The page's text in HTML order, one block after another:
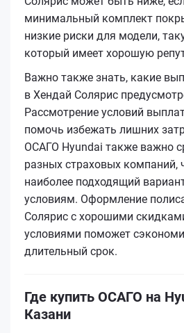
минимальный комплект
низкие риски для модели,
который имеет хорошую
Важно также знать, какие
в Хендай Солярис
Рассмотрение условий
помочь избежать лишних
ОСАГО Hyundai также важно
разных страховых компаний,
наиболее подходящий
условиям. Оформление
Солярис с хорошими
условиями поможет
длительный срок.
Где купить ОСАГО на
Казани